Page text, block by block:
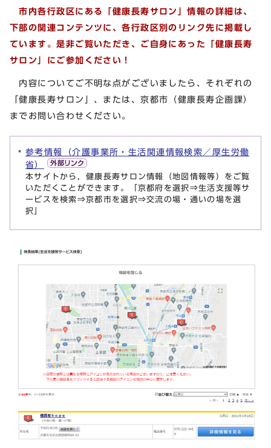
市内各行政区にある「健康長寿サロン」情報の詳細は、
下部の関連コンテンツに、各行政区別のリンク先に掲載し
ています。是非ご覧いただき、ご自身にあった「健康長寿
サロン」にご参加ください！
内容についてご不明な点がございましたら、それぞれの
「健康長寿サロン」、または、京都市（健康長寿企画課）
までお問い合わせください。
参考情報（介護事業所・生活関連情報検索／厚生労働
省）
本サイトから，健康長寿サロン情報（地図情報等）をご覧
いただくことができます。「京都府を選択⇒生活支援等サ
ービスを検索⇒京都市を選択⇒交流の場・通いの場を選
択」